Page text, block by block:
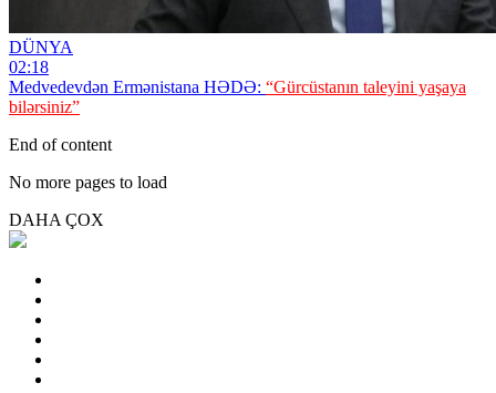
DÜNYA
02:18
Medvedevdən Ermənistana HƏDƏ: “Gürcüstanın taleyini yaşaya
bilərsiniz”
End of content
No more pages to load
DAHA ÇOX